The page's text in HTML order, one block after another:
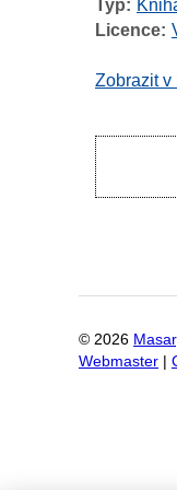
Typ
Licence
Zobrazit v
© 2026
Webmaster